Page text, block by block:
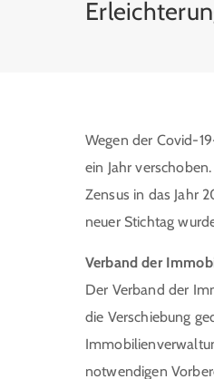
Wegen der Covid-
ein Jahr
Zensus in das Jahr
neuer Stichtag
Verband der
Der Verband der
die Verschiebung
notwendigen